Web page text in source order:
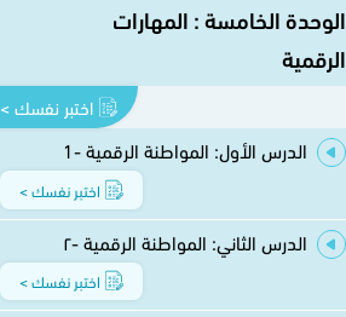
الوحدة الخامسة : المهارات
الرقمية
اختبر نفسك >
الدرس الأول: المواطنة الرقمية -1
اختبر نفسك >
الدرس الثاني: المواطنة الرقمية -۲
اختبر نفسك >